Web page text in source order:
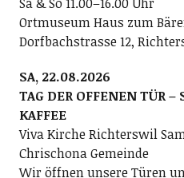
Ortmuseum Haus zum
Dorfbachstrasse 12,
SA, 22.08.2026
TAG DER OFFENEN TÜR –
KAFFEE
Viva Kirche Richterswil
Chrischona Gemeinde
Wir öffnen unsere Türen